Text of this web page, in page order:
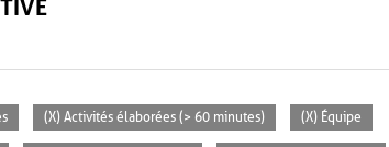
(X) Activités élaborées (> 60 minutes) (X) Équipe